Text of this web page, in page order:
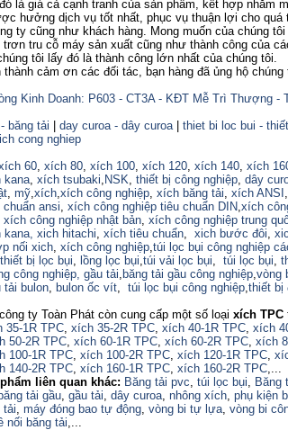
là giá cả cạnh tranh của sản phẩm, kết hợp nhằm
hưởng dịch vụ tốt nhất, phục vụ thuận lợi cho quá
ty cũng như khách hàng. Mong muốn của chúng
trơn tru cỗ máy sản xuất cũng như thành công của
tôi lấy đó là thành công lớn nhất của chúng tôi.
cảm ơn các đối tác, bạn hàng đã ủng hộ chúng
Kinh Doanh: P603 - CT3A - KĐT Mễ Trì Thượng -
băng tải
day curoa - dây curoa| thiet bi loc bui -
cong nghiep
60, xích 80, xích 100, xích 120, xích 140, xích
kana, xích tsubaki, NSK, thiết bị công nghiệp, dây
, mỹ,xích,xích công nghiệp, xích băng tải, xích ANSI ,
chuẩn ansi, xích công nghiệp tiêu chuẩn DIN,xích
xích công nghiệp nhật bản, xích công nghiệp trung
kana, xich hitachi, xích tiêu chuẩn, xich bước đôi,
nối xich, xích công nghiệp,túi lọc bụi công nghiệp
thiết bị lọc bụi, lồng lọc bụi,túi vải lọc bụi, túi lọc bụi,
công nghiệp, gầu tải, băng tải gầu công nghiệp,vòng
tải bulon, bulon ốc vít, túi lọc bụi công nghiệp,thiết bị
ty Toàn Phát còn cung cấp một số loại xích TPC
35-1R TPC, xích 35-2R TPC, xích 40-1R TPC, xích
50-2R TPC, xích 60-1R TPC, xích 60-2R TPC, xích
100-1R TPC, xích 100-2R TPC, xích 120-1R TPC,
140-2R TPC, xích 160-1R TPC, xích 160-2R TPC,...
liên quan khác: Băng tải pvc, túi lọc bụi, Băng
băng tải gầu, gầu tải, dây curoa, nhông xích, phụ kiện
tải, máy đóng bao tự động, vòng bi tự lựa, vòng bi
nối băng tải,...